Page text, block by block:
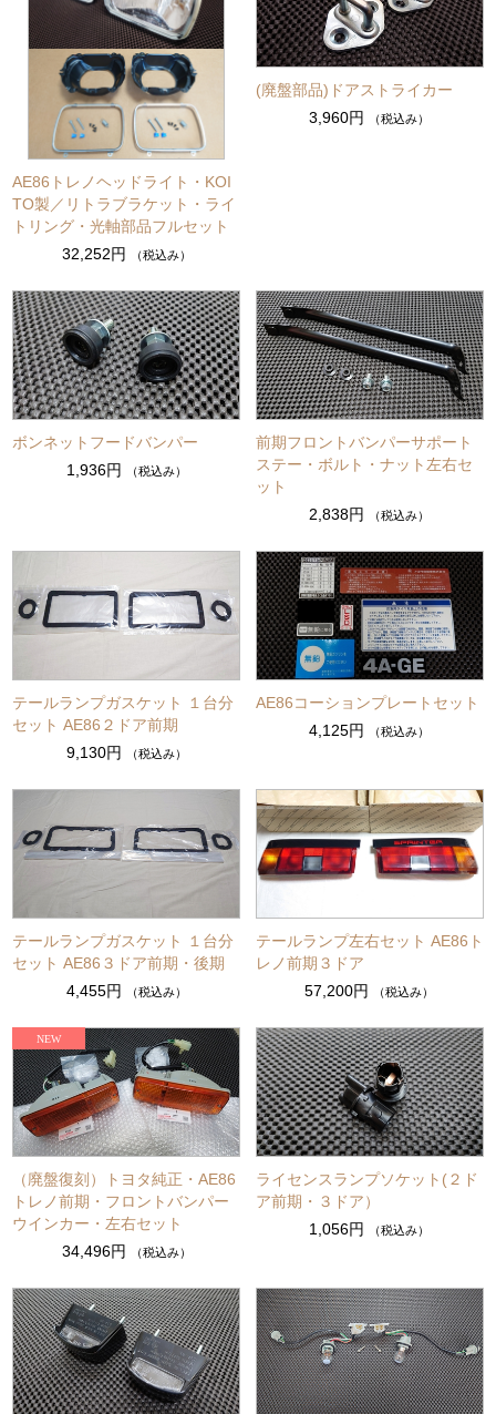
AE86トレノヘッドライト・KOI
TO製／リトラブラケット・ライ
トリング・光軸部品フルセット
32,252円
（税込み）
(廃盤部品)ドアストライカー
3,960円
（税込み）
ボンネットフードバンパー
1,936円
（税込み）
前期フロントバンパーサポート
ステー・ボルト・ナット左右セ
ット
2,838円
（税込み）
テールランプガスケット １台分
セット AE86２ドア前期
9,130円
（税込み）
AE86コーションプレートセット
4,125円
（税込み）
テールランプガスケット １台分
セット AE86３ドア前期・後期
4,455円
（税込み）
テールランプ左右セット AE86ト
レノ前期３ドア
57,200円
（税込み）
（廃盤復刻）トヨタ純正・AE86
トレノ前期・フロントバンパー
ウインカー・左右セット
34,496円
（税込み）
ライセンスランプソケット(２ド
ア前期・３ドア）
1,056円
（税込み）